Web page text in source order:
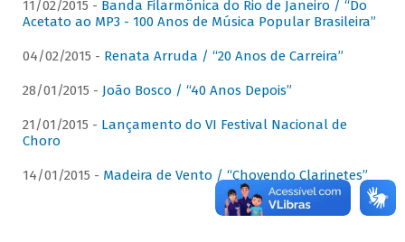
11/02/2015 - Banda Filarmônica do Rio de Janeiro / “Do
Acetato ao MP3 - 100 Anos de Música Popular Brasileira”
04/02/2015 - Renata Arruda / “20 Anos de Carreira”
28/01/2015 - João Bosco / “40 Anos Depois”
21/01/2015 - Lançamento do VI Festival Nacional de
Choro
14/01/2015 - Madeira de Vento / “Chovendo Clarinetes”